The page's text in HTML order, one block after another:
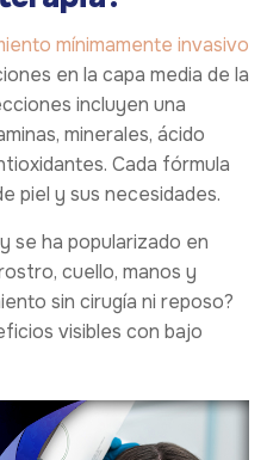
mínimamente invasivo
en la capa media de la
incluyen una
minerales, ácido
Cada fórmula
piel y sus necesidades.
se ha popularizado en
cuello, manos y
sin cirugía ni reposo?
visibles con bajo